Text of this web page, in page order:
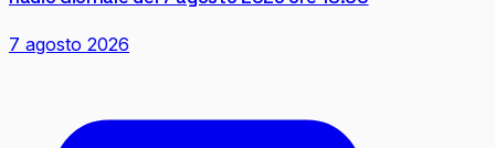
7 agosto 2026